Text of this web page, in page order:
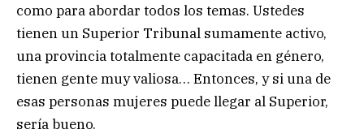
como para abordar todos los temas. Ustedes
tienen un Superior Tribunal sumamente activo,
una provincia totalmente capacitada en género,
tienen gente muy valiosa… Entonces, y si una de
esas personas mujeres puede llegar al Superior,
sería bueno.